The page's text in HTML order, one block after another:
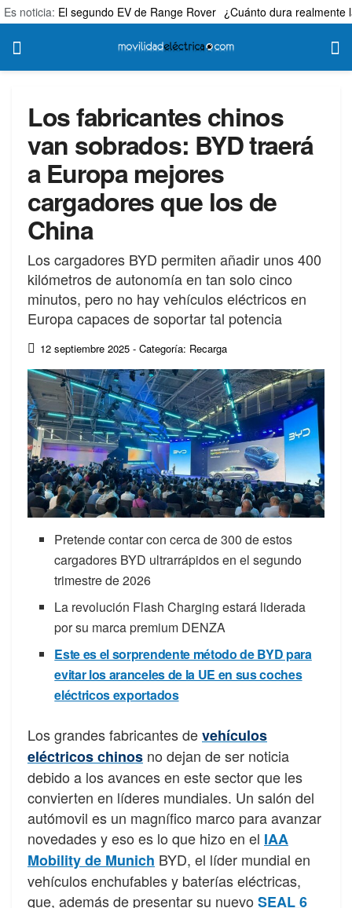
Es noticia: El segundo EV de Range Rover ¿Cuánto dura realmente
Los fabricantes chinos
van sobrados: BYD traerá
a Europa mejores
cargadores que los de
China
Los cargadores BYD permiten añadir unos 400
kilómetros de autonomía en tan solo cinco
minutos, pero no hay vehículos eléctricos en
Europa capaces de soportar tal potencia
12 septiembre 2025 - Categoría: Recarga
Pretende contar con cerca de 300 de estos
cargadores BYD ultrarrápidos en el segundo
trimestre de 2026
La revolución Flash Charging estará liderada
por su marca premium DENZA
Este es el sorprendente método de BYD para
evitar los aranceles de la UE en sus coches
eléctricos exportados
Los grandes fabricantes devehículos
eléctricos chinos no dejan de ser noticia
debido a los avances en este sector que les
convierten en líderes mundiales. Un salón del
autómovil es un magnífico marco para avanzar
novedades y eso es lo que hizo en el IAA
Mobility de Munich BYD, el líder mundial en
vehículos enchufables y baterías eléctricas,
que, además de presentar su nuevo SEAL 6